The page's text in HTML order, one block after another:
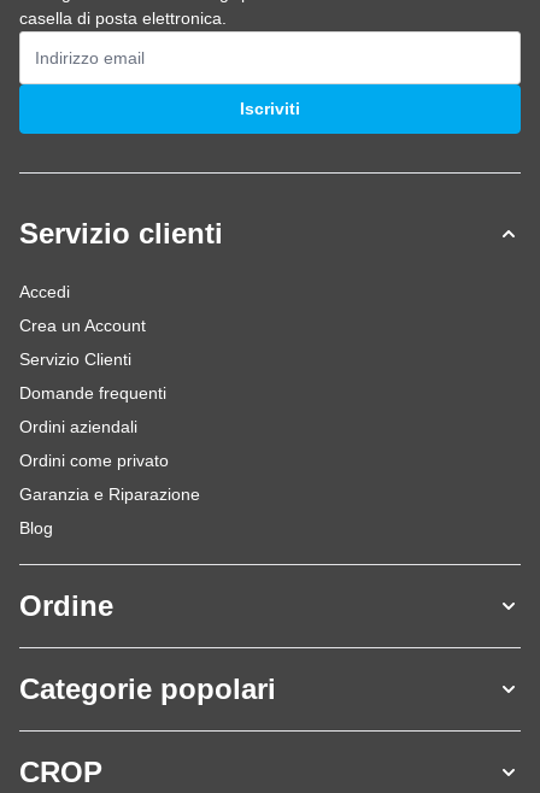
casella di posta elettronica.
Indirizzo email
Iscriviti
Servizio clienti
Accedi
Crea un Account
Servizio Clienti
Domande frequenti
Ordini aziendali
Ordini come privato
Garanzia e Riparazione
Blog
Ordine
Categorie popolari
CROP